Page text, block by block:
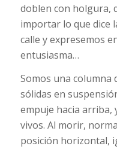
doblen con holgura,
importar lo que dice
calle y expresemos
entusiasma…
Somos una columna
sólidas en
empuje hacia arriba,
vivos. Al morir,
posición horizontal,